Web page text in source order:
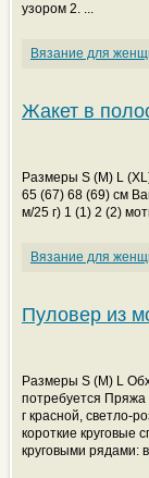
узором 2. ...
Вязание для
Жакет в
Размеры S (M) L
65 (67) 68 (69) см
м/25 г) 1 (1) 2 (2)
Вязание для
Пуловер из
Размеры S (M) L
потребуется
г красной, светло-
короткие круговые
круговыми рядами: